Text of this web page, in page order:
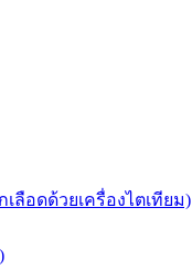
อดด้วยเครื่องไตเทียม)